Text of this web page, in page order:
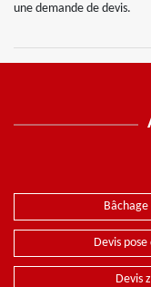
une demande de devis.
Devis
Devis